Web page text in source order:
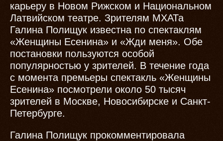
карьеру в Новом Рижском и Национальном
Латвийском театре. Зрителям МХАТа
Галина Полищук известна по спектаклям
«Женщины Есенина» и «Жди меня». Обе
постановки пользуются особой
популярностью у зрителей. В течение года
с момента премьеры спектакль «Женщины
Есенина» посмотрели около 50 тысяч
зрителей в Москве, Новосибирске и Санкт-
Петербурге.
Галина Полищук прокомментировала